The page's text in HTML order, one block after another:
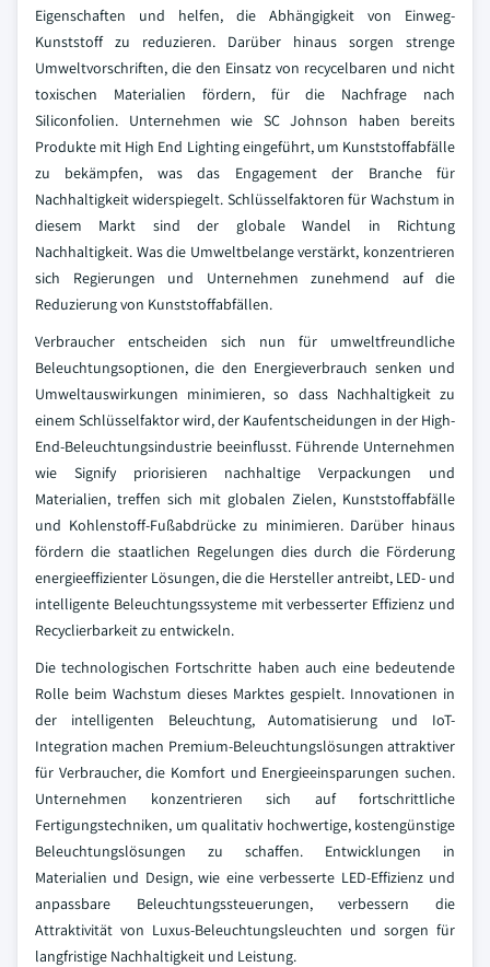
Eigenschaften und helfen, die Abhängigkeit von Einweg-
Kunststoff zu reduzieren. Darüber hinaus sorgen strenge
Umweltvorschriften, die den Einsatz von recycelbaren und nicht
toxischen Materialien fördern, für die Nachfrage nach
Siliconfolien. Unternehmen wie SC Johnson haben bereits
Produkte mit High End Lighting eingeführt, um Kunststoffabfälle
zu bekämpfen, was das Engagement der Branche für
Nachhaltigkeit widerspiegelt. Schlüsselfaktoren für Wachstum in
diesem Markt sind der globale Wandel in Richtung
Nachhaltigkeit. Was die Umweltbelange verstärkt, konzentrieren
sich Regierungen und Unternehmen zunehmend auf die
Reduzierung von Kunststoffabfällen.
Verbraucher entscheiden sich nun für umweltfreundliche
Beleuchtungsoptionen, die den Energieverbrauch senken und
Umweltauswirkungen minimieren, so dass Nachhaltigkeit zu
einem Schlüsselfaktor wird, der Kaufentscheidungen in der High-
End-Beleuchtungsindustrie beeinflusst. Führende Unternehmen
wie Signify priorisieren nachhaltige Verpackungen und
Materialien, treffen sich mit globalen Zielen, Kunststoffabfälle
und Kohlenstoff-Fußabdrücke zu minimieren. Darüber hinaus
fördern die staatlichen Regelungen dies durch die Förderung
energieeffizienter Lösungen, die die Hersteller antreibt, LED- und
intelligente Beleuchtungssysteme mit verbesserter Effizienz und
Recyclierbarkeit zu entwickeln.
Die technologischen Fortschritte haben auch eine bedeutende
Rolle beim Wachstum dieses Marktes gespielt. Innovationen in
der intelligenten Beleuchtung, Automatisierung und IoT-
Integration machen Premium-Beleuchtungslösungen attraktiver
für Verbraucher, die Komfort und Energieeinsparungen suchen.
Unternehmen konzentrieren sich auf fortschrittliche
Fertigungstechniken, um qualitativ hochwertige, kostengünstige
Beleuchtungslösungen zu schaffen. Entwicklungen in
Materialien und Design, wie eine verbesserte LED-Effizienz und
anpassbare Beleuchtungssteuerungen, verbessern die
Attraktivität von Luxus-Beleuchtungsleuchten und sorgen für
langfristige Nachhaltigkeit und Leistung.